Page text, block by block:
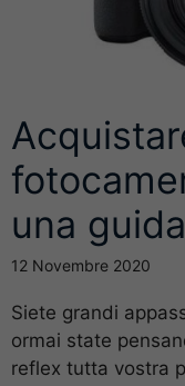
una guida
12 Novembre 2020
Siete grandi
ormai state
reflex tutta vostra